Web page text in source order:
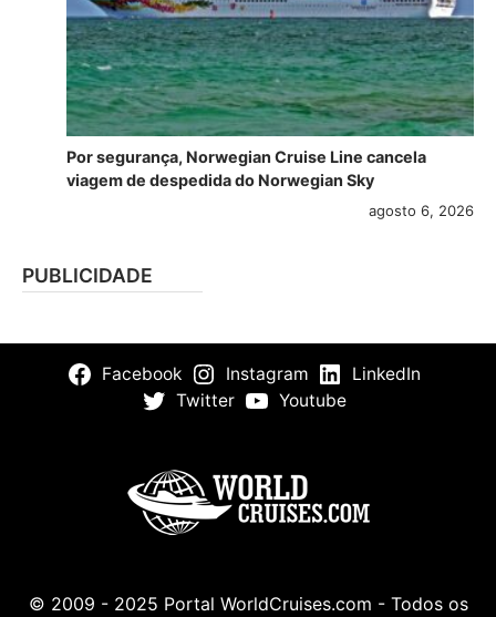
Por segurança, Norwegian Cruise Line cancela
viagem de despedida do Norwegian Sky
agosto 6, 2026
PUBLICIDADE
Facebook Instagram
LinkedIn
Twitter
Youtube
© 2009 - 2025 Portal WorldCruises.com - Todos os